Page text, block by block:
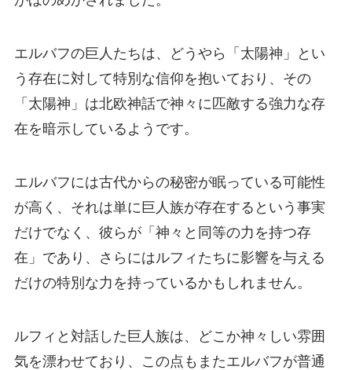
エルバフの巨人たちは、どうやら「太陽神」とい
う存在に対して特別な信仰を抱いており、その
「太陽神」は北欧神話で神々に匹敵する強力な存
在を暗示しているようです。
エルバフには古代からの秘密が眠っている可能性
が高く、それは単に巨人族が存在するという事実
だけでなく、彼らが「神々と同等の力を持つ存
在」であり、さらにはルフィたちに影響を与える
だけの特別な力を持っているかもしれません。
ルフィと対話した巨人族は、どこか神々しい雰囲
気を漂わせており、この点もまたエルバフが普通